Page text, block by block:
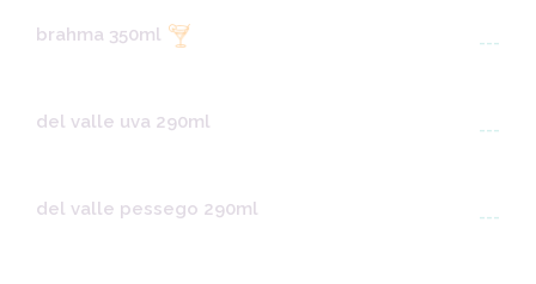
brahma 350ml ---
del valle uva 290ml ---
del valle pessego 290ml ---